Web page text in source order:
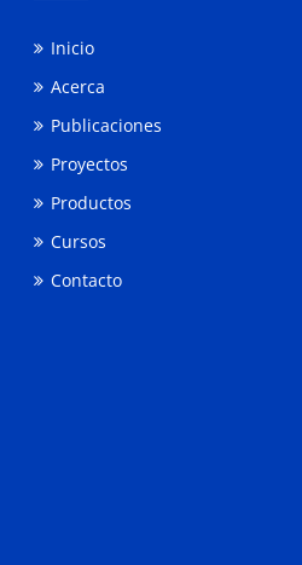
Inicio
Acerca
Publicaciones
Proyectos
Productos
Cursos
Contacto